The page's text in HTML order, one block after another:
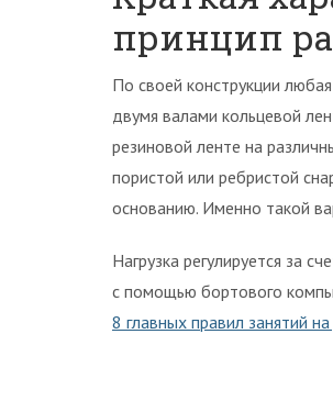
принцип
По своей конструкции
двумя валами кольцевой
резиновой ленте на
пористой или ребристой
основанию. Именно такой
Нагрузка регулируется за
с помощью бортового
8 главных правил занятий